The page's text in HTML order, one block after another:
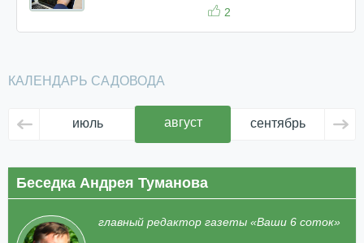
2
КАЛЕНДАРЬ САДОВОДА
июль август сентябрь
Беседка Андрея Туманова
главный редактор газеты «Ваши 6 соток»